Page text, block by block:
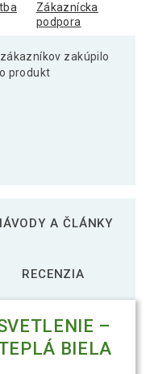
Zákaznícka
podpora
zákazníkov zakúpilo
produkt
A ČLÁNKY
RECENZIA
–
BIELA